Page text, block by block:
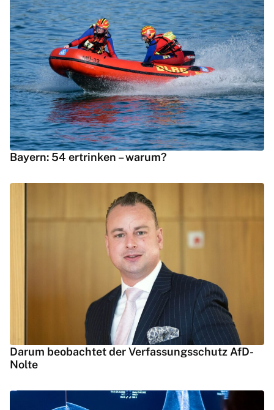
Bayern: 54 ertrinken – warum?
Darum beobachtet der Verfassungsschutz AfD-
Nolte